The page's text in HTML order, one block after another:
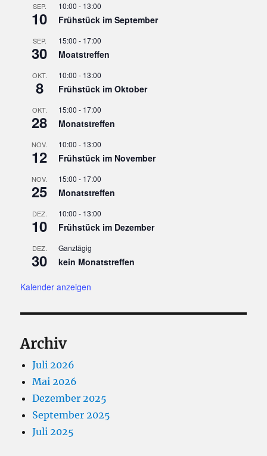
SEP.
10
10:00 - 13:00
Frühstück im September
SEP.
30
15:00 - 17:00
Moatstreffen
OKT.
8
10:00 - 13:00
Frühstück im Oktober
OKT.
28
15:00 - 17:00
Monatstreffen
NOV.
12
10:00 - 13:00
Frühstück im November
NOV.
25
15:00 - 17:00
Monatstreffen
DEZ.
10
10:00 - 13:00
Frühstück im Dezember
DEZ.
30
Ganztägig
kein Monatstreffen
Kalender anzeigen
Archiv
Juli 2026
Mai 2026
Dezember 2025
September 2025
Juli 2025